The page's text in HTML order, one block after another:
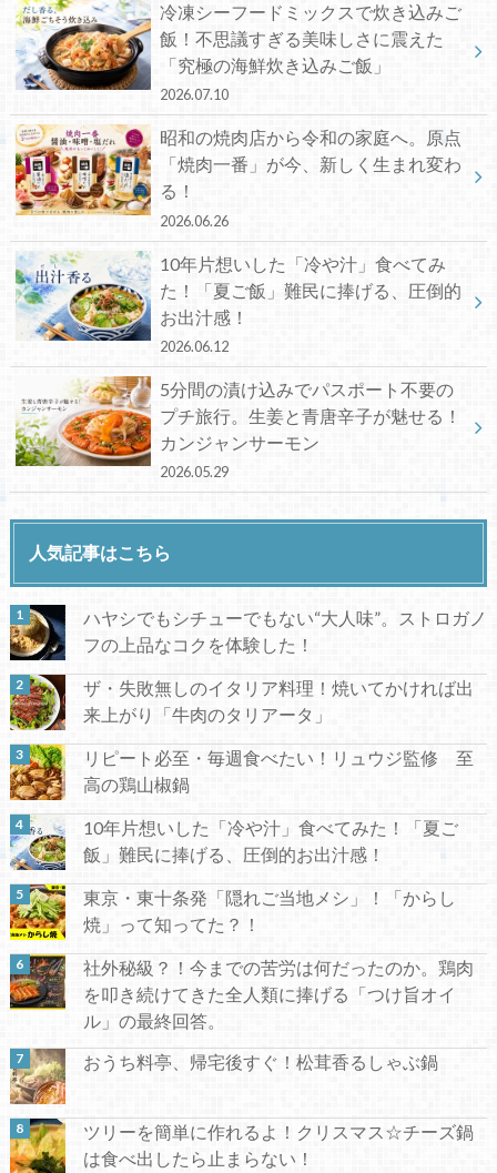
冷凍シーフードミックスで炊き込みご
飯！不思議すぎる美味しさに震えた
「究極の海鮮炊き込みご飯」
2026.07.10
昭和の焼肉店から令和の家庭へ。原点
「焼肉一番」が今、新しく生まれ変わ
る！
2026.06.26
10年片想いした「冷や汁」食べてみ
た！「夏ご飯」難民に捧げる、圧倒的
お出汁感！
2026.06.12
5分間の漬け込みでパスポート不要の
プチ旅行。生姜と青唐辛子が魅せる！
カンジャンサーモン
2026.05.29
人気記事はこちら
ハヤシでもシチューでもない“大人味”。ストロガノ
フの上品なコクを体験した！
ザ・失敗無しのイタリア料理！焼いてかければ出
来上がり「牛肉のタリアータ」
リピート必至・毎週食べたい！リュウジ監修 至
高の鶏山椒鍋
10年片想いした「冷や汁」食べてみた！「夏ご
飯」難民に捧げる、圧倒的お出汁感！
東京・東十条発「隠れご当地メシ」！「からし
焼」って知ってた？！
社外秘級？！今までの苦労は何だったのか。鶏肉
を叩き続けてきた全人類に捧げる「つけ旨オイ
ル」の最終回答。
おうち料亭、帰宅後すぐ！松茸香るしゃぶ鍋
ツリーを簡単に作れるよ！クリスマス☆チーズ鍋
は食べ出したら止まらない！